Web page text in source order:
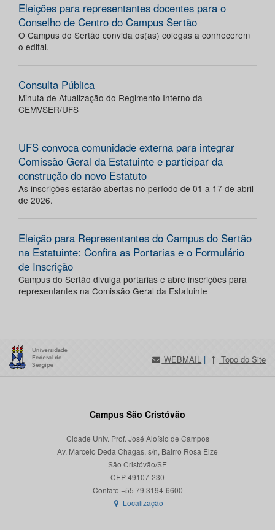
Eleições para representantes docentes para o
Conselho de Centro do Campus Sertão
O Campus do Sertão convida os(as) colegas a conhecerem
o edital.
Consulta Pública
Minuta de Atualização do Regimento Interno da
CEMVSER/UFS
UFS convoca comunidade externa para integrar
Comissão Geral da Estatuinte e participar da
construção do novo Estatuto
As inscrições estarão abertas no período de 01 a 17 de abril
de 2026.
Eleição para Representantes do Campus do Sertão
na Estatuinte: Confira as Portarias e o Formulário
de Inscrição
Campus do Sertão divulga portarias e abre inscrições para
representantes na Comissão Geral da Estatuinte
WEBMAIL | Topo do Site
Campus São Cristóvão
Cidade Univ. Prof. José Aloísio de Campos
Av. Marcelo Deda Chagas, s/n, Bairro Rosa Elze
São Cristóvão/SE
CEP 49107-230
Localização